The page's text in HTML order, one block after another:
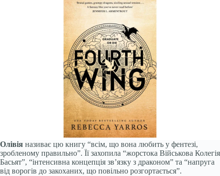
Олівія називає цю книгу “всім, що вона любить у фентезі,
зробленому правильно”. Її захопила “жорстока Військова Колегія
Басьят”, “інтенсивна концепція зв’язку з драконом” та “напруга
від ворогів до закоханих, що повільно розгортається”.